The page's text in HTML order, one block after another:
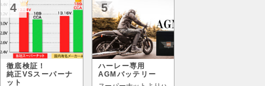
4
徹底検証！
純正VSスーパーナ
ット
5
ハーレー専用
AGMバッテリー